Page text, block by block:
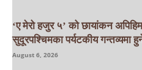
‘ए मेरो हजुर ५’ को छायांकन
सुदूरपश्चिमका पर्यटकीय गन्तव्यमा
August 6, 2026